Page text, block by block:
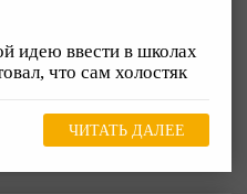
идею ввести в школах
что сам холостяк
ЧИТАТЬ ДАЛЕЕ